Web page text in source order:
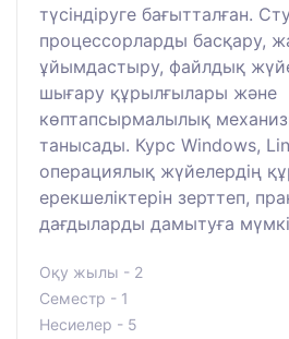
түсіндіруге бағытталған.
процессорларды басқару,
ұйымдастыру, файлдық
шығару құрылғылары және
көптапсырмалылық
танысады. Курс Windows,
операциялық жүйелердің
ерекшеліктерін зерттеп,
дағдыларды дамытуға
Оқу жылы - 2
Семестр - 1
Несиелер - 5